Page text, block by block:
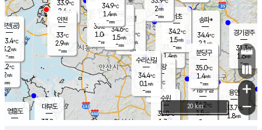
의도
℃
m/s
mm
영흥도
과천
33.7℃
1.4m/s
- mm
용인
33.7℃
1.8m/s
경기광주
31.3℃
1.6m/s
-mm
대부도
33.0
33.9℃
2.4 m/s
-mm
의왕
- ℃
m/s
mm
mm
광명
34.1
℃
0.9 m/s
-mm
부천
35.8℃
1.0m/s
-mm
구로
34.6℃
1.5m/s
-mm
송파*
34.4℃
2.1 m/s
-mm
서초
34.2℃
1.5m/s
-mm
기흥구갈
34.2℃
1.5m/s
-
수리산길
34.4℃
0.1 m/s
-mm
분당구
35.0℃
1.4m/s
-mm
인천(공)
33.4℃
3.2m/s
-mm
34.9℃
1.4m/s
-mm
수원
32.8℃
1.7 m/s
인천
33℃
2.9m/s
-mm
2m/s
-mm
+
−
20 km